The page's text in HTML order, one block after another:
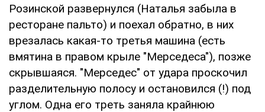
Розинской развернулся (Наталья забыла в
ресторане пальто) и поехал обратно, в них
врезалась какая-то третья машина (есть
вмятина в правом крыле "Мерседеса"), позже
скрывшаяся. "Мерседес" от удара проскочил
разделительную полосу и остановился (!) под
углом. Одна его треть заняла крайнюю